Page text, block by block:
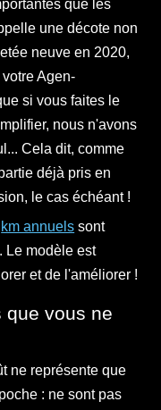
que les
une décote non
neuve en 2020,
Agen-
si vous faites le
nous n'avons
Cela dit, comme
déjà pris en
le cas échéant !
km annuels sont
Le modèle est
et de l'améliorer !
que vous ne
ne représente que
: ne sont pas